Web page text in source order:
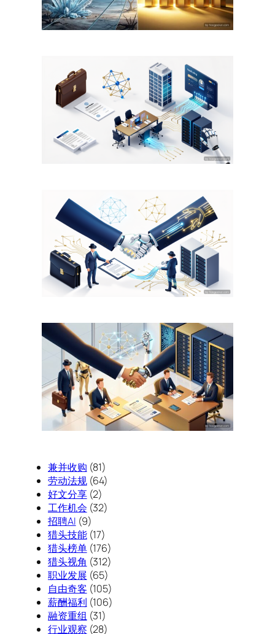
兼并收购 (81)
劳动法规(64)
好文分享(2)
工作机会 (32)
招聘AI (9)
猎头技能(17)
猎头榜单(176)
猎头视角 (312)
职业发展 (65)
自由奇客 (105)
薪酬福利 (106)
融资重组 (31)
行业观察 (28)